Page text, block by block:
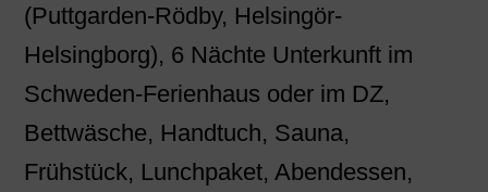
(Puttgarden-Rödby, Helsingör-
Helsingborg), 6 Nächte Unterkunft im
Schweden-Ferienhaus oder im DZ,
Bettwäsche, Handtuch, Sauna,
Frühstück, Lunchpaket, Abendessen,